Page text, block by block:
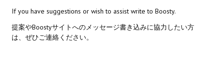
Neverwinter Nights 1
If you have suggestions or wish to assist write to Boosty.
提案やBoostyサイトへのメッセージ書き込みに協力したい方
は、ぜひご連絡ください。